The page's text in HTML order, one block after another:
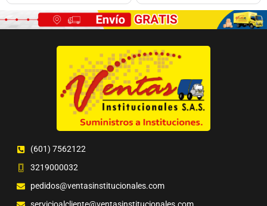
(601) 7562122
3219000032
pedidos@ventasinstitucionales.com